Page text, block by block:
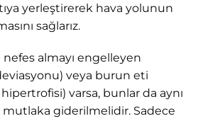
yerleştirerek hava yolunun
sağlarız.
almayı engelleyen
veya burun eti
varsa, bunlar da aynı
mutlaka giderilmelidir. Sadece